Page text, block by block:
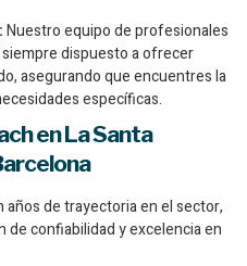
Nuestro equipo de profesionales
dispuesto a ofrecer
asegurando que encuentres la
específicas.
en La Santa
años de trayectoria en el sector,
confiabilidad y excelencia en